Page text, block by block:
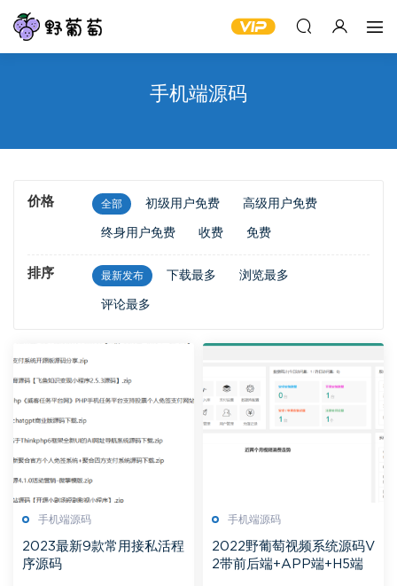
手机端源码
价格 全部 初级用户免费 高级用户免费
终身用户免费 收费 免费
排序 最新发布 下载最多 浏览最多
评论最多
手机端源码
2023最新9款常用接私活程
序源码
手机端源码
2022野葡萄视频系统源码V
2带前后端+APP端+H5端